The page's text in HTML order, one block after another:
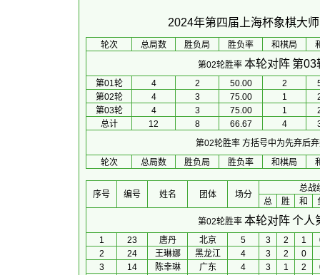
2024年第四届上海杯象棋大
轮次 总局数 胜负局 胜负率 和棋局
第02轮胜率 本轮对阵 第03
第01轮 4 2 50.00 2
第02轮
4 3 75.00 1
第03轮
4 3 75.00 1
总计
12 8 66.67 4
第02轮胜率方括号中为先弃后
轮次
总局数 胜负局 胜负率 和棋局
序号 编号 姓名 团体 场分
总战
总
胜 和
第02轮胜率 本轮对阵个人
1 23 唐丹 北京 5 3 2 1
2
24 王琳娜 黑龙江 4 3 2 0
3
14 陈幸琳 广东 4 3 1 2